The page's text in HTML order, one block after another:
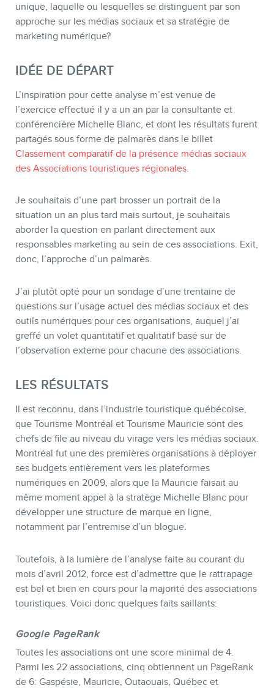
BOUTIQUE
BLOGUE
CONTACT
unique, laquelle ou lesquelles se distinguent par son
approche sur les médias sociaux et sa stratégie de
marketing numérique?
IDÉE DE DÉPART
L’inspiration pour cette analyse m’est venue de
l’exercice effectué il y a un an par la consultante et
conférencière Michelle Blanc, et dont les résultats furent
partagés sous forme de palmarès dans le billet
Classement comparatif de la présence médias sociaux
des Associations touristiques régionales.
Je souhaitais d’une part brosser un portrait de la
situation un an plus tard mais surtout, je souhaitais
aborder la question en parlant directement aux
responsables marketing au sein de ces associations. Exit,
donc, l’approche d’un palmarès.
J’ai plutôt opté pour un sondage d’une trentaine de
questions sur l’usage actuel des médias sociaux et des
outils numériques pour ces organisations, auquel j’ai
greffé un volet quantitatif et qualitatif basé sur de
l’observation externe pour chacune des associations.
LES RÉSULTATS
Il est reconnu, dans l’industrie touristique québécoise,
que Tourisme Montréal et Tourisme Mauricie sont des
chefs de file au niveau du virage vers les médias sociaux.
Montréal fut une des premières organisations à déployer
ses budgets entièrement vers les plateformes
numériques en 2009, alors que la Mauricie faisait au
même moment appel à la stratège Michelle Blanc pour
développer une structure de marque en ligne,
notamment par l’entremise d’un blogue.
Toutefois, à la lumière de l’analyse faite au courant du
mois d’avril 2012, force est d’admettre que le rattrapage
est bel et bien en cours pour la majorité des associations
touristiques. Voici donc quelques faits saillants:
Google PageRank
Toutes les associations ont une score minimal de 4.
Parmi les 22 associations, cinq obtiennent un PageRank
de 6: Gaspésie, Mauricie, Outaouais, Québec et